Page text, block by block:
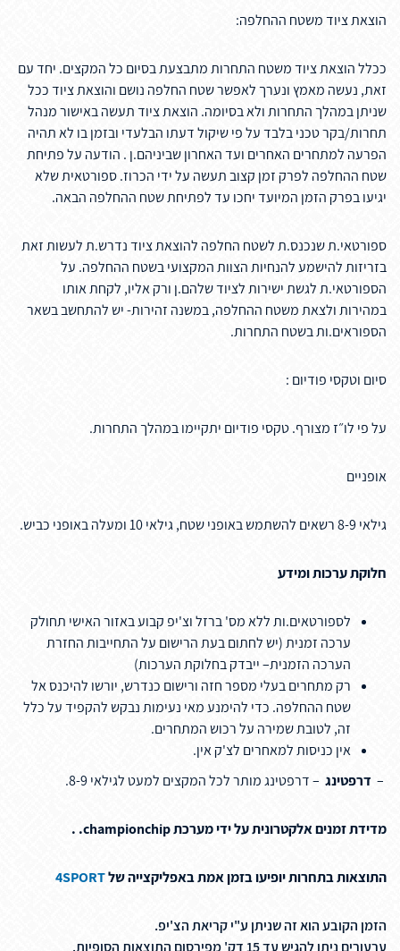
הוצאת ציוד משטח ההחלפה:
ככלל הוצאת ציוד משטח התחרות מתבצעת בסיום כל המקצים. יחד עם
זאת, נעשה מאמץ ונערך לאפשר שטח החלפה נושם והוצאת ציוד ככל
שניתן במהלך התחרות ולא בסיומה. הוצאת ציוד תעשה באישור מנהל
תחרות/בקר טכני בלבד על פי שיקול דעתו הבלעדי ובזמן בו לא תהיה
הפרעה למתחרים האחרים ועד האחרון שביניהם.ן . הודעה על פתיחת
שטח ההחלפה לפרק זמן קצוב תעשה על ידי הכרוז. ספורטאית שלא
יגיעו בפרק הזמן המיועד יחכו עד לפתיחת שטח ההחלפה הבאה.
ספורטאי.ת שנכנס.ת לשטח החלפה להוצאת ציוד נדרש.ת לעשות זאת
בזריזות להישמע להנחיות הצוות המקצועי בשטח ההחלפה. על
הספורטאי.ת לגשת ישירות לציוד שלהם.ן ורק אליו, לקחת אותו
במהירות ולצאת משטח ההחלפה, במשנה זהירות- יש להתחשב בשאר
הספוראים.ות בשטח התחרות.
סיום וטקסי פודיום :
על פי לו״ז מצורף. טקסי פודיום יתקיימו במהלך התחרות.
אופניים
גילאי 8-9 רשאים להשתמש באופני שטח, גילאי 10 ומעלה באופני כביש.
חלוקת ערכות ומידע
לספורטאים.ות ללא מס' ברזל וצ'יפ קבוע באזור האישי תחולק
ערכה זמנית (יש לחתום בעת הרישום על התחייבות החזרת
הערכה הזמנית– ייבדק בחלוקת הערכות)
רק מתחרים בעלי מספר חזה ורישום כנדרש, יורשו להיכנס אל
שטח ההחלפה. כדי להימנע מאי נעימות נבקש להקפיד על כלל
זה, לטובת שמירה על רכוש המתחרים.
אין כניסות למאחרים לצ'ק אין.
– דרפטינג – דרפטינג מותר לכל המקצים למעט לגילאי 8-9.
מדידת זמנים אלקטרונית על ידי מערכת championchip. .
התוצאות בתחרות יופיעו בזמן אמת באפליקצייה של4SPORT
הזמן הקובע הוא זה שניתן ע"י קריאת הצ'יפ.
ערעורים ניתן להגיש עד 15 דק' מפירסום התוצאות הסופיות.